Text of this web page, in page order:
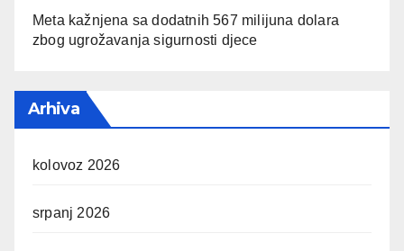
Meta kažnjena sa dodatnih 567 milijuna dolara
zbog ugrožavanja sigurnosti djece
Arhiva
kolovoz 2026
srpanj 2026